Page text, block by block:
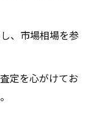
、市場相場を参
定を心がけてお